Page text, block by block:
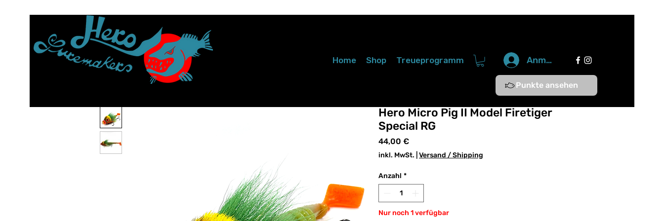
Home Shop Treueprogramm Anmelden
Punkte ansehen
Hero Micro Pig II Model Firetiger
Special RG
44,00 €Preis
inkl. MwSt. Versand / Shipping
Anzahl *
Nur noch 1 verfügbar